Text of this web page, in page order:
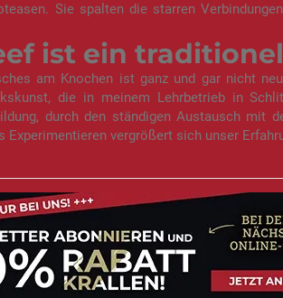
Sie spalten die starren
ist ein
am Knochen ist ganz und gar nicht
die in meinem Lehrbetrieb in
durch den ständigen Austausch mit
Experimentieren vergrößert sich unser